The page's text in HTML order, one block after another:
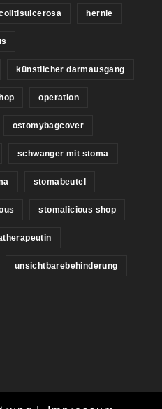
hernie
künstlicher darmausgang
operation
ostomybagcover
schwanger mit stoma
stomabeutel
stomalicious shop
unsichtbarebehinderung